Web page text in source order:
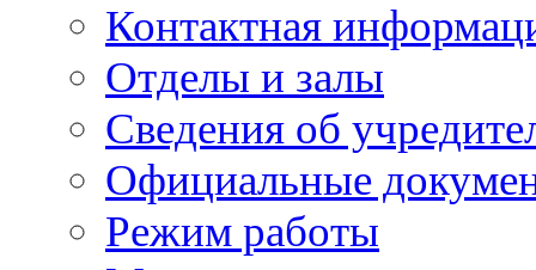
Контактная
Отделы и залы
Сведения об
Официальные
Режим работы